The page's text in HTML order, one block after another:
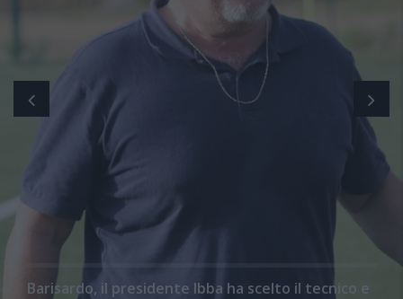
Barisardo, il presidente Ibba ha scelto il tecnico e